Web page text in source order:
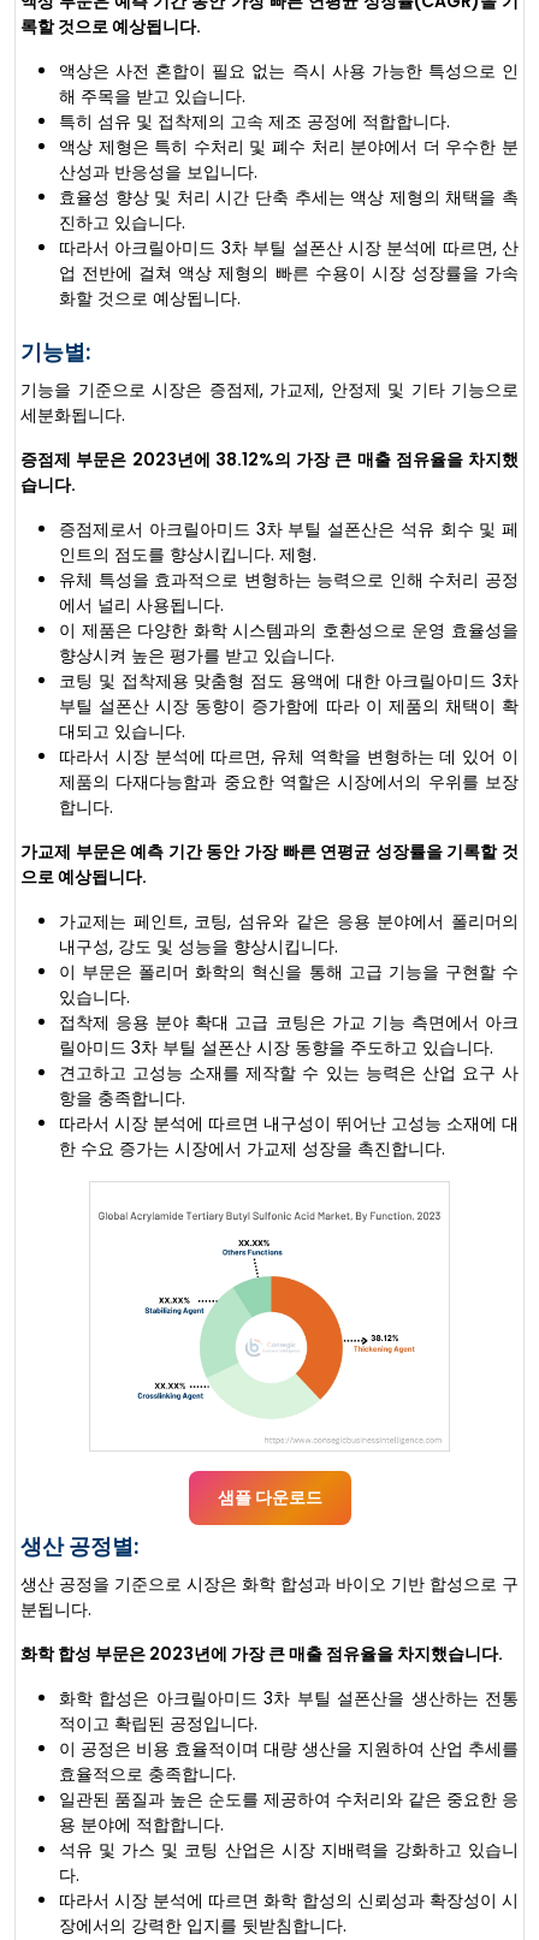
록할 것으로 예상됩니다.
액상은 사전 혼합이 필요 없는 즉시 사용 가능한 특성으로 인
해 주목을 받고 있습니다.
특히 섬유 및 접착제의 고속 제조 공정에 적합합니다.
액상 제형은 특히 수처리 및 폐수 처리 분야에서 더 우수한 분
산성과 반응성을 보입니다.
효율성 향상 및 처리 시간 단축 추세는 액상 제형의 채택을 촉
진하고 있습니다.
따라서 아크릴아미드 3차 부틸 설폰산 시장 분석에 따르면, 산
업 전반에 걸쳐 액상 제형의 빠른 수용이 시장 성장률을 가속
화할 것으로 예상됩니다.
기능별:
기능을 기준으로 시장은 증점제, 가교제, 안정제 및 기타 기능으로
세분화됩니다.
증점제 부문은 2023년에 38.12%의 가장 큰 매출 점유율을 차지했
습니다.
증점제로서 아크릴아미드 3차 부틸 설폰산은 석유 회수 및 페
인트의 점도를 향상시킵니다. 제형.
유체 특성을 효과적으로 변형하는 능력으로 인해 수처리 공정
에서 널리 사용됩니다.
이 제품은 다양한 화학 시스템과의 호환성으로 운영 효율성을
향상시켜 높은 평가를 받고 있습니다.
코팅 및 접착제용 맞춤형 점도 용액에 대한 아크릴아미드 3차
부틸 설폰산 시장 동향이 증가함에 따라 이 제품의 채택이 확
대되고 있습니다.
따라서 시장 분석에 따르면, 유체 역학을 변형하는 데 있어 이
제품의 다재다능함과 중요한 역할은 시장에서의 우위를 보장
합니다.
가교제 부문은 예측 기간 동안 가장 빠른 연평균 성장률을 기록할 것
으로 예상됩니다.
가교제는 페인트, 코팅, 섬유와 같은 응용 분야에서 폴리머의
내구성, 강도 및 성능을 향상시킵니다.
이 부문은 폴리머 화학의 혁신을 통해 고급 기능을 구현할 수
있습니다.
접착제 응용 분야 확대 고급 코팅은 가교 기능 측면에서 아크
릴아미드 3차 부틸 설폰산 시장 동향을 주도하고 있습니다.
견고하고 고성능 소재를 제작할 수 있는 능력은 산업 요구 사
항을 충족합니다.
따라서 시장 분석에 따르면 내구성이 뛰어난 고성능 소재에 대
한 수요 증가는 시장에서 가교제 성장을 촉진합니다.
샘플 다운로드
생산 공정별:
생산 공정을 기준으로 시장은 화학 합성과 바이오 기반 합성으로 구
분됩니다.
화학 합성 부문은 2023년에 가장 큰 매출 점유율을 차지했습니다.
화학 합성은 아크릴아미드 3차 부틸 설폰산을 생산하는 전통
적이고 확립된 공정입니다.
이 공정은 비용 효율적이며 대량 생산을 지원하여 산업 추세를
효율적으로 충족합니다.
일관된 품질과 높은 순도를 제공하여 수처리와 같은 중요한 응
용 분야에 적합합니다.
석유 및 가스 및 코팅 산업은 시장 지배력을 강화하고 있습니
다.
따라서 시장 분석에 따르면 화학 합성의 신뢰성과 확장성이 시
장에서의 강력한 입지를 뒷받침합니다.